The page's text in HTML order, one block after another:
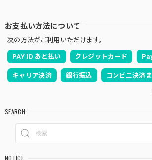
2025/04/06
雛人形に続いて五月人形をお願いしました
です。ありがとうございます！
いつも当店をご利用頂き、誠に有
がござましたら、何なりとお申し
い。どうぞ宜しくお願い申し上げ
お支払い方法について
次の方法がご利用いただけます。
PAY ID あと払い クレジットカード
キャリア決済 銀行振込 コンビニ決済
SEARCH
NOTICE